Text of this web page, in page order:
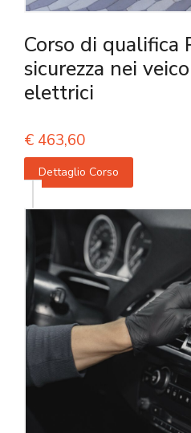
Corso di qualifica
sicurezza nei
elettrici
€ 463,60
Dettaglio Corso